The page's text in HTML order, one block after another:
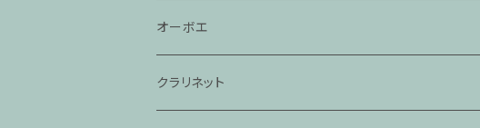
オーボエ
クラリネット